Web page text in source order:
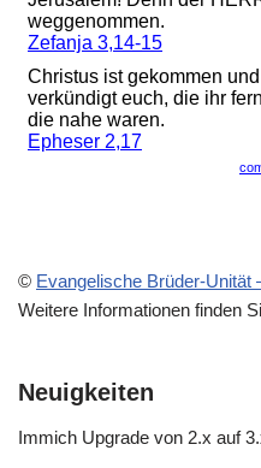
© Evangelische Brüder-Unität
Weitere Informationen finden
Neuigkeiten
Immich Upgrade von 2.x auf